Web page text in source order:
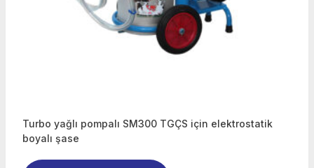
Turbo yağlı pompalı SM300 TGÇS için elektrostatik
boyalı şase